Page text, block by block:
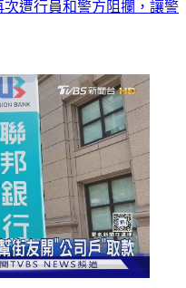
遭行員和警方阻攔，讓警